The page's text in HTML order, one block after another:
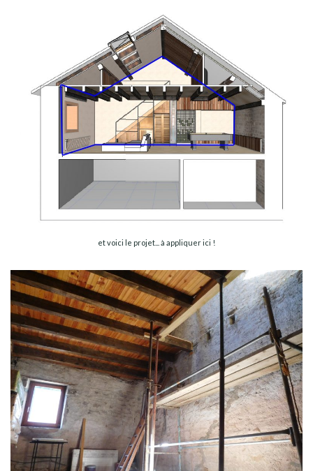
et voici le projet... à appliquer ici !